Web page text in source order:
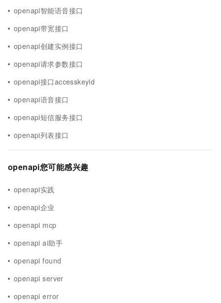
openapi智能语音接口
openapi带宽接口
openapi创建实例接口
openapi请求参数接口
openapi接口accesskeyid
openapi语音接口
openapi短信服务接口
openapi列表接口
openapi您可能感兴趣
openapi实践
openapi企业
openapi mcp
openapi ai助手
openapi found
openapi server
openapi error